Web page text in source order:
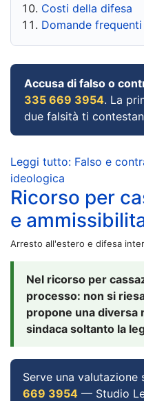
Costi della difesa
Domande frequenti
Accusa di falso o
335 669 3954. La
due falsità ti
Leggi tutto: Falso e
ideologica
Ricorso per
e
Arresto all'estero e difesa
Nel ricorso per
processo: non si
propone una diversa
sindaca soltanto la
Serve una valutazione
669 3954 — Studio